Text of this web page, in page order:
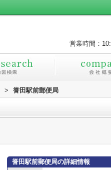
営業時間：
> 誉田駅前郵便局
誉田駅前郵便局の詳細情報